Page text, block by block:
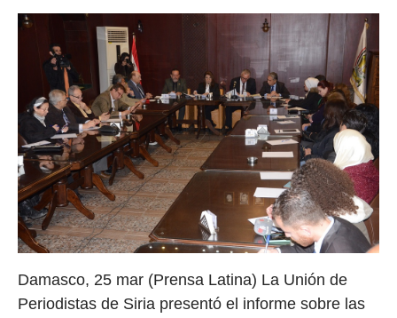
Damasco, 25 mar (Prensa Latina) La Unión de
Periodistas de Siria presentó el informe sobre las